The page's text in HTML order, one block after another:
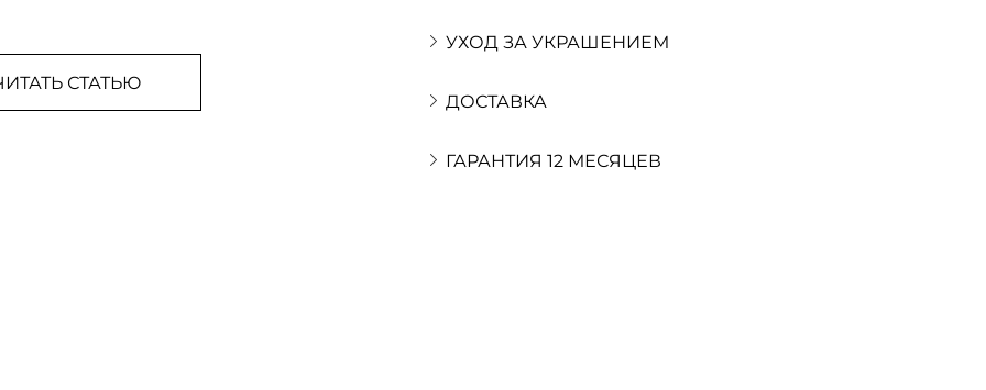
СТАТЬЮ
УХОД ЗА УКРАШЕНИЕМ
ДОСТАВКА
ГАРАНТИЯ 12 МЕСЯЦЕВ